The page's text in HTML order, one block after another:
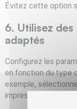
Évitez cette option
6. Utilisez
adaptés
Configurez les
en fonction du type
exemple,
impressions qui ne